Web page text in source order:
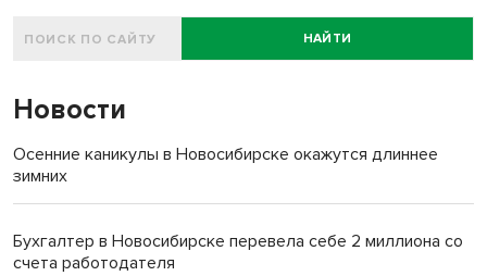
НАЙТИ
Новости
Осенние каникулы в Новосибирске окажутся длиннее
зимних
Бухгалтер в Новосибирске перевела себе 2 миллиона со
счета работодателя